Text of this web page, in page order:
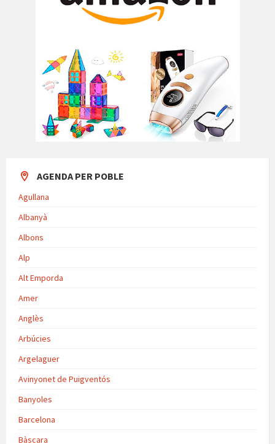
AGENDA PER POBLE
Agullana
Albanyà
Albons
Alp
Alt Emporda
Amer
Anglès
Arbúcies
Argelaguer
Avinyonet de Puigventós
Banyoles
Barcelona
Bàscara